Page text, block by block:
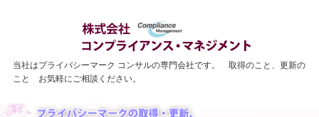
当社はプライバシーマーク コンサルの専門会社です。 取得のこと、更新の
こと お気軽にご相談ください。